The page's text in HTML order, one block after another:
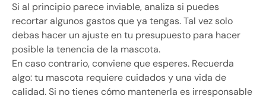
Si al principio parece inviable, analiza si puedes
recortar algunos gastos que ya tengas. Tal vez solo
debas hacer un ajuste en tu presupuesto para hacer
posible la tenencia de la mascota.
En caso contrario, conviene que esperes. Recuerda
algo: tu mascota requiere cuidados y una vida de
calidad. Si no tienes cómo mantenerla es irresponsable